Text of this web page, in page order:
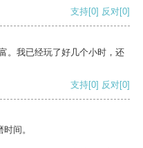
支持[0] 反对[0]
。我已经玩了好几个小时，还
支持[0] 反对[0]
间。